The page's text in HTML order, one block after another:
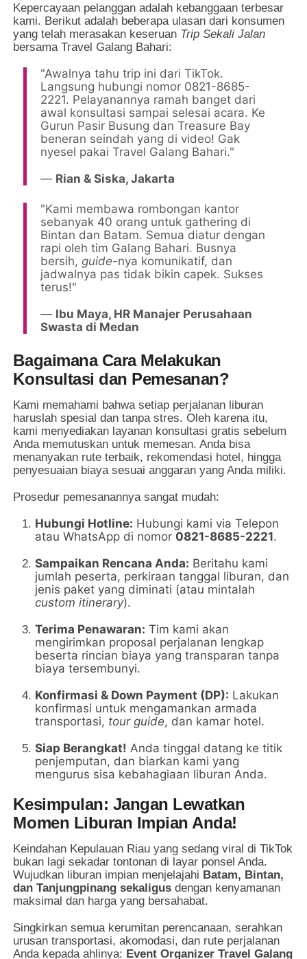
Kepercayaan pelanggan adalah kebanggaan terbesar
kami. Berikut adalah beberapa ulasan dari konsumen
yang telah merasakan keseruan Trip Sekali Jalan
bersama Travel Galang Bahari:
"Awalnya tahu trip ini dari TikTok.
Langsung hubungi nomor 0821-8685-
2221. Pelayanannya ramah banget dari
awal konsultasi sampai selesai acara. Ke
Gurun Pasir Busung dan Treasure Bay
beneran seindah yang di video! Gak
nyesel pakai Travel Galang Bahari."
— Rian & Siska, Jakarta
"Kami membawa rombongan kantor
sebanyak 40 orang untuk gathering di
Bintan dan Batam. Semua diatur dengan
rapi oleh tim Galang Bahari. Busnya
bersih, guide-nya komunikatif, dan
jadwalnya pas tidak bikin capek. Sukses
terus!"
— Ibu Maya, HR Manajer Perusahaan
Swasta di Medan
Bagaimana Cara Melakukan
Konsultasi dan Pemesanan?
Kami memahami bahwa setiap perjalanan liburan
haruslah spesial dan tanpa stres. Oleh karena itu,
kami menyediakan layanan konsultasi gratis sebelum
Anda memutuskan untuk memesan. Anda bisa
menanyakan rute terbaik, rekomendasi hotel, hingga
penyesuaian biaya sesuai anggaran yang Anda miliki.
Prosedur pemesanannya sangat mudah:
Hubungi Hotline: Hubungi kami via Telepon
atau WhatsApp di nomor 0821-8685-2221.
Sampaikan Rencana Anda: Beritahu kami
jumlah peserta, perkiraan tanggal liburan, dan
jenis paket yang diminati (atau mintalah
custom itinerary).
Terima Penawaran: Tim kami akan
mengirimkan proposal perjalanan lengkap
beserta rincian biaya yang transparan tanpa
biaya tersembunyi.
Konfirmasi & Down Payment (DP): Lakukan
konfirmasi untuk mengamankan armada
transportasi, tour guide, dan kamar hotel.
Siap Berangkat! Anda tinggal datang ke titik
penjemputan, dan biarkan kami yang
mengurus sisa kebahagiaan liburan Anda.
Kesimpulan: Jangan Lewatkan
Momen Liburan Impian Anda!
Keindahan Kepulauan Riau yang sedang viral di TikTok
bukan lagi sekadar tontonan di layar ponsel Anda.
Wujudkan liburan impian menjelajahi Batam, Bintan,
dan Tanjungpinang sekaligus dengan kenyamanan
maksimal dan harga yang bersahabat.
Singkirkan semua kerumitan perencanaan, serahkan
urusan transportasi, akomodasi, dan rute perjalanan
Anda kepada ahlinya: Event Organizer Travel Galang